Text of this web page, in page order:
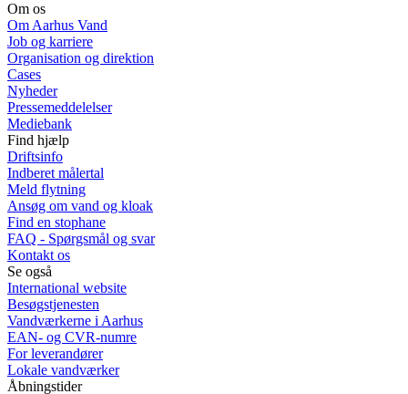
Om os
Om Aarhus Vand
Job og karriere
Organisation og direktion
Cases
Nyheder
Pressemeddelelser
Mediebank
Find hjælp
Driftsinfo
Indberet målertal
Meld flytning
Ansøg om vand og kloak
Find en stophane
FAQ - Spørgsmål og svar
Kontakt os
Se også
International website
Besøgstjenesten
Vandværkerne i Aarhus
EAN- og CVR-numre
For leverandører
Lokale vandværker
Åbningstider